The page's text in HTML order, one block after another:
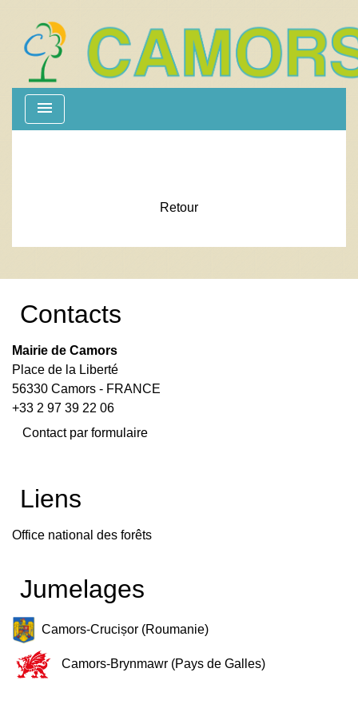
menu
Retour
Contacts
Mairie de Camors
Place de la Liberté
56330 Camors - FRANCE
+33 2 97 39 22 06
Contact par formulaire
Liens
Office national des forêts
Jumelages
Camors-Crucișor (Roumanie)
Camors-Brynmawr (Pays de Galles)